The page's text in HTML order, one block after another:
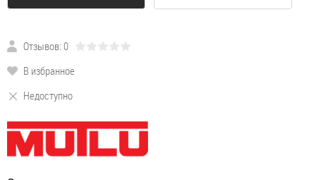
Отзывов: 0
В избранное
Недоступно